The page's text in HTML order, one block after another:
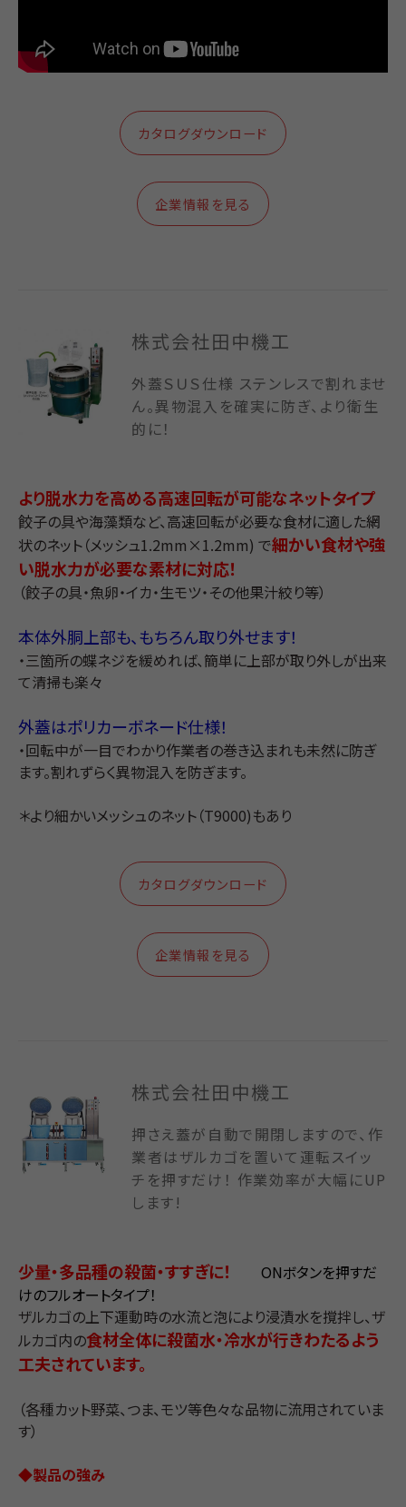
カタログダウンロード
企業情報を見る
株式会社田中機工
外蓋ＳＵＳ仕様 ステンレスで割れませ
ん。異物混入を確実に防ぎ、より衛生
的に！
より脱水力を高める高速回転が可能なネットタイプ
餃子の具や海藻類など、高速回転が必要な食材に適した網
状のネット（メッシュ1.2mm×1.2mm) で細かい食材や強
い脱水力が必要な素材に対応！
（餃子の具・魚卵・イカ・生モツ・その他果汁絞り等）
本体外胴上部も、もちろん取り外せます！
・三箇所の蝶ネジを緩めれば、簡単に上部が取り外しが出来
て清掃も楽々
外蓋はポリカーボネード仕様！
・回転中が一目でわかり作業者の巻き込まれも未然に防ぎ
ます。割れずらく異物混入を防ぎます。
＊より細かいメッシュのネット（T9000)もあり
カタログダウンロード
企業情報を見る
株式会社田中機工
押さえ蓋が自動で開閉しますので、作
業者はザルカゴを置いて運転スイッ
チを押すだけ！ 作業効率が大幅にUP
します!
少量・多品種の殺菌・すすぎに！
ONボタンを押すだ
けのフルオートタイプ！
ザルカゴの上下運動時の水流と泡により浸漬水を撹拌し、ザ
ルカゴ内の食材全体に殺菌水・冷水が行きわたるよう
工夫されています。
（各種カット野菜、つま、モツ等色々な品物に流用されていま
す）
◆製品の強み